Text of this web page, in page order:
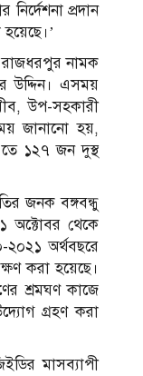
প্রদান
রাজধরপুর নামক
উদ্দিন। এসময়
উপ-সহকারী
জানানো হয়,
১২৭ জন দুস্থ
জনক বঙ্গবন্ধু
অক্টোবর থেকে
২০২১ অর্থবছরে
করা হয়েছে।
শ্রমঘণ কাজে
গ্রহণ করা
মাসব্যাপী